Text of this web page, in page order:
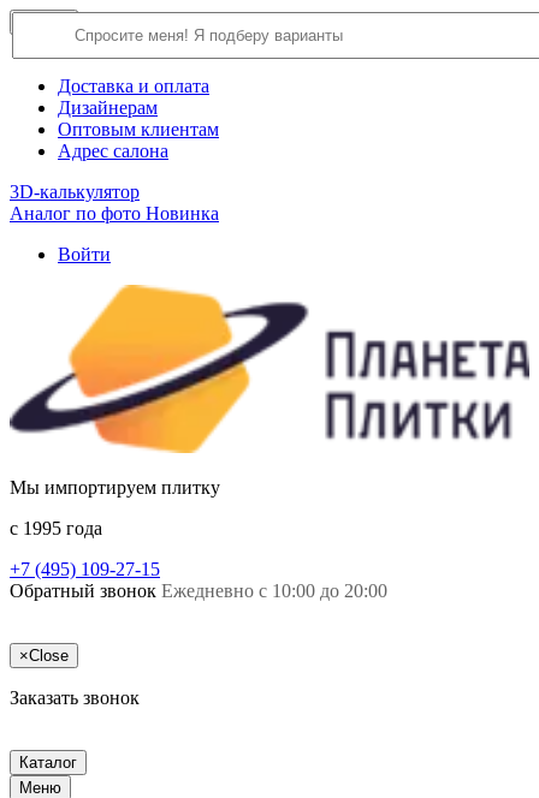
О компании
Доставка и оплата
Дизайнерам
Оптовым клиентам
Адрес салона
3D-калькулятор
Аналог по фото Новинка
Войти
Мы импортируем плитку
c 1995 года
+7 (495) 109-27-15
Обратный звонок Ежедневно с 10:00 до 20:00
×Close
Заказать звонок
Каталог
Меню